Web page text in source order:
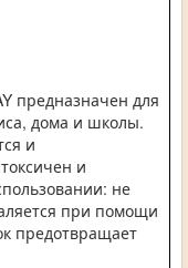
предназначен для
дома и школы.
и
и
не
при помощи
предотвращает